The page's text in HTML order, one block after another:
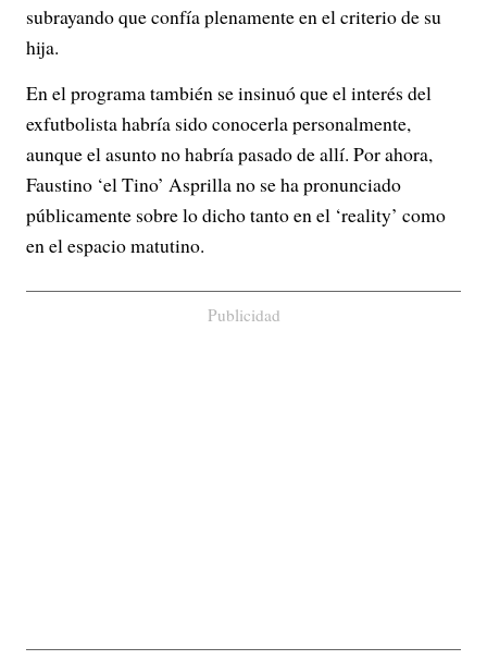
subrayando que confía plenamente en el criterio de su
hija.
En el programa también se insinuó que el interés del
exfutbolista habría sido conocerla personalmente,
aunque el asunto no habría pasado de allí. Por ahora,
Faustino ‘el Tino’ Asprilla no se ha pronunciado
públicamente sobre lo dicho tanto en el ‘reality’ como
en el espacio matutino.
Publicidad